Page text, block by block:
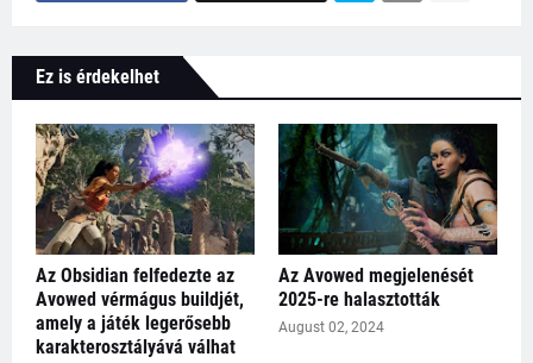
Ez is érdekelhet
Az Obsidian felfedezte az
Avowed vérmágus buildjét,
amely a játék legerősebb
karakterosztályává válhat
Az Avowed megjelenését
2025-re halasztották
August 02, 2024